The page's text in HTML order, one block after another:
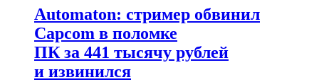
Automaton: стример обвинил
Capcom в поломке
ПК за 441 тысячу рублей
и извинился